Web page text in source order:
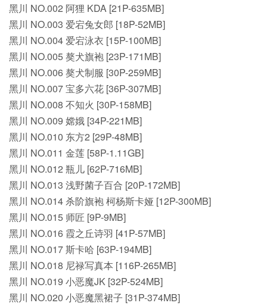
黑川 NO.002 阿狸 KDA [21P-635MB]
黑川 NO.003 爱宕兔女郎 [18P-52MB]
黑川 NO.004 爱宕泳衣 [15P-100MB]
黑川 NO.005 獒犬旗袍 [23P-171MB]
黑川 NO.006 獒犬制服 [30P-259MB]
黑川 NO.007 宝多六花 [36P-307MB]
黑川 NO.008 不知火 [30P-158MB]
黑川 NO.009 嫦娥 [34P-221MB]
黑川 NO.010 东方2 [29P-48MB]
黑川 NO.011 金莲 [58P-1.11GB]
黑川 NO.012 瓶儿 [62P-716MB]
黑川 NO.013 浅野菌子百合 [20P-172MB]
黑川 NO.014 杀阶旗袍 柯杨斯卡娅 [12P-300MB]
黑川 NO.015 师匠 [9P-9MB]
黑川 NO.016 霞之丘诗羽 [41P-57MB]
黑川 NO.017 斯卡哈 [63P-194MB]
黑川 NO.018 尼禄写真本 [116P-265MB]
黑川 NO.019 小恶魔JK [32P-524MB]
黑川 NO.020 小恶魔黑裙子 [31P-374MB]